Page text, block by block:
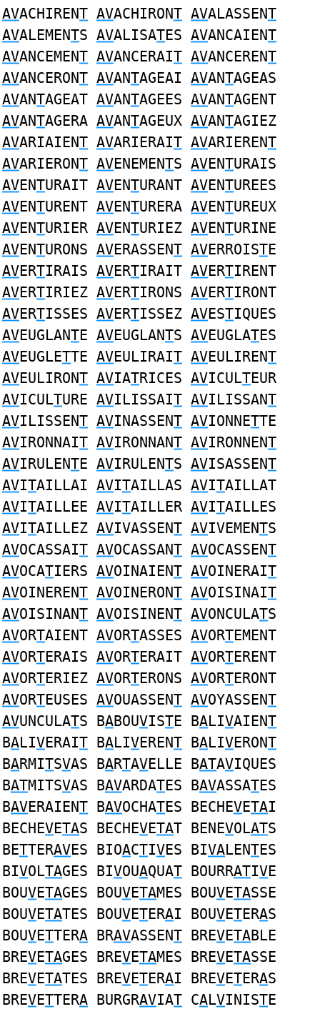
AVACHIRENT AVACHIRONT AVALASSENT
AVALEMENTS AVALISATES AVANCAIENT
AVANCEMENT AVANCERAIT AVANCERENT
AVANCERONT AVANTAGEAI AVANTAGEAS
AVANTAGEAT AVANTAGEES AVANTAGENT
AVANTAGERA AVANTAGEUX AVANTAGIEZ
AVARIAIENT AVARIERAIT AVARIERENT
AVARIERONT AVENEMENTS AVENTURAIS
AVENTURAIT AVENTURANT AVENTUREES
AVENTURENT AVENTURERA AVENTUREUX
AVENTURIER AVENTURIEZ AVENTURINE
AVENTURONS AVERASSENT AVERROISTE
AVERTIRAIS AVERTIRAIT AVERTIRENT
AVERTIRIEZ AVERTIRONS AVERTIRONT
AVERTISSES AVERTISSEZ AVESTIQUES
AVEUGLANTE AVEUGLANTS AVEUGLATES
AVEUGLETTE AVEULIRAIT AVEULIRENT
AVEULIRONT AVIATRICES AVICULTEUR
AVICULTURE AVILISSAIT AVILISSANT
AVILISSENT AVINASSENT AVIONNETTE
AVIRONNAIT AVIRONNANT AVIRONNENT
AVIRULENTE AVIRULENTS AVISASSENT
AVITAILLAI AVITAILLAS AVITAILLAT
AVITAILLEE AVITAILLER AVITAILLES
AVITAILLEZ AVIVASSENT AVIVEMENTS
AVOCASSAIT AVOCASSANT AVOCASSENT
AVOCATIERS AVOINAIENT AVOINERAIT
AVOINERENT AVOINERONT AVOISINAIT
AVOISINANT AVOISINENT AVONCULATS
AVORTAIENT AVORTASSES AVORTEMENT
AVORTERAIS AVORTERAIT AVORTERENT
AVORTERIEZ AVORTERONS AVORTERONT
AVORTEUSES AVOUASSENT AVOYASSENT
AVUNCULATS BABOUVISTE BALIVAIENT
BALIVERAIT BALIVERENT BALIVERONT
BARMITSVAS BARTAVELLE BATAVIQUES
BATMITSVAS BAVARDATES BAVASSATES
BAVERAIENT BAVOCHATES BECHEVETAI
BECHEVETAS BECHEVETAT BENEVOLATS
BETTERAVES BIOACTIVES BIVALENTES
BIVOLTAGES BIVOUAQUAT BOURRATIVE
BOUVETAGES BOUVETAMES BOUVETASSE
BOUVETATES BOUVETERAI BOUVETERAS
BOUVETTERA BRAVASSENT BREVETABLE
BREVETAGES BREVETAMES BREVETASSE
BREVETATES BREVETERAI BREVETERAS
BREVETTERA BURGRAVIAT CALVINISTE